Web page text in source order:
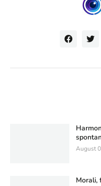
August
Morali,